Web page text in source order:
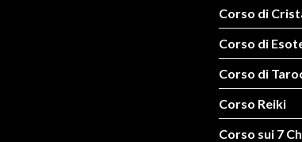
Corso di
Corso di
Corso di
Corso Reiki
Corso sui 7